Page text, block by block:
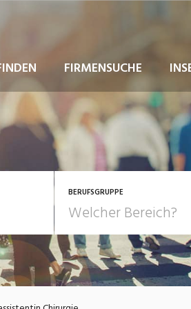
FIRMENSUCHE
POSITION
BERUFSGRUPPE
Bildung, Kunst, Design, Soziale
Berufe, Sport
Einkauf, Logistik, Transport,